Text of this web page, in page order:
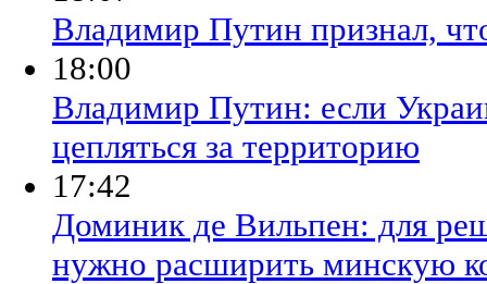
Владимир Путин признал,
18:00
Владимир Путин: если
цепляться за территорию
17:42
Доминик де Вильпен: для
нужно расширить минскую